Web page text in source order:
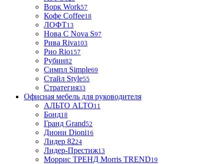
Ворк Work57
Кофе Coffee18
ЛОФТ13
Нова С Nova S97
Рива Riva103
Рио Rio157
Рубин82
Симпл Simple69
Стайл Style55
Стратегия33
Офисная мебель для руководителя
АЛЬТО ALTO11
Бонд18
Гранд Grand52
Диони Dioni16
Лидер 8224
Лидер-Престиж13
Моррис ТРЕНД Morris TREND19